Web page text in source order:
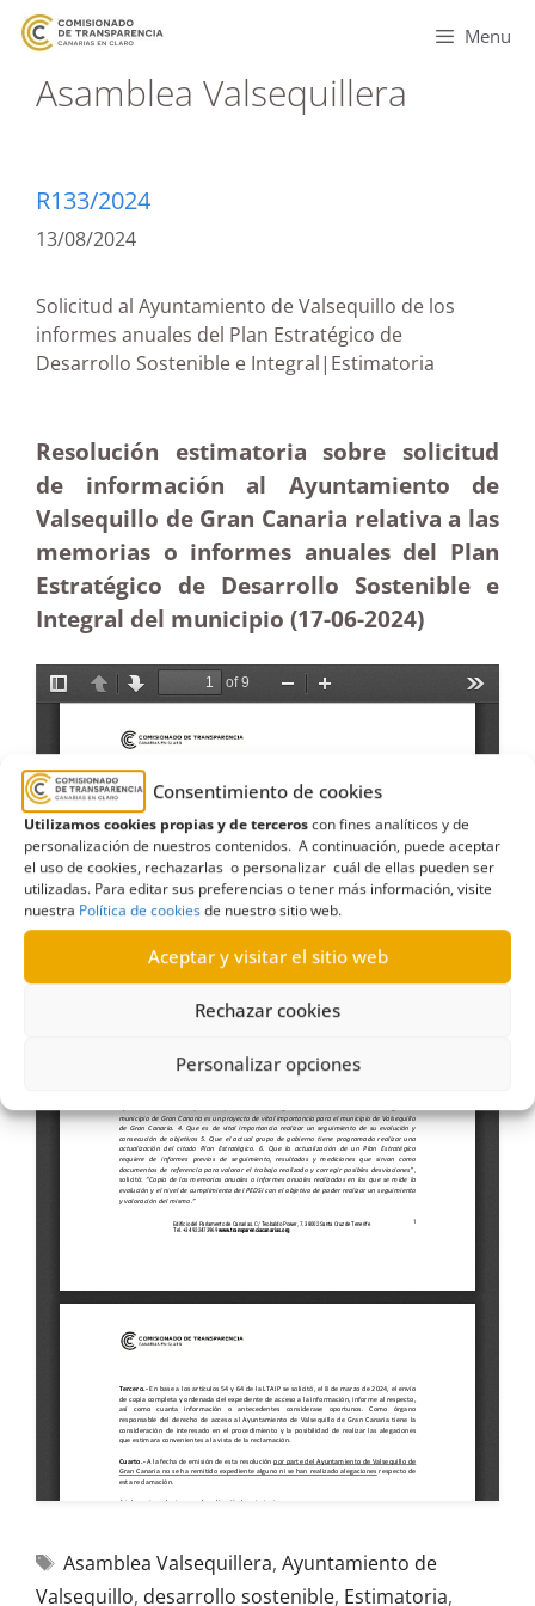
Consentimiento de cookies
Utilizamos cookies propias y de terceroscon fines analíticos y de
personalización de nuestros contenidos. A continuación, puede aceptar
el uso de cookies, rechazarlas o personalizar cuál de ellas pueden ser
utilizadas. Para editar sus preferencias o tener más información, visite
nuestra Política de cookiesde nuestro sitio web.
Aceptar y visitar el sitio web
Rechazar cookies
Personalizar opciones
Menu
Asamblea Valsequillera
R133/2024
13/08/2024
Solicitud al Ayuntamiento de Valsequillo de los
informes anuales del Plan Estratégico de
Desarrollo Sostenible e Integral|Estimatoria
Resolución estimatoria sobre solicitud
de información al Ayuntamiento de
Valsequillo de Gran Canaria relativa a las
memorias o informes anuales del Plan
Estratégico de Desarrollo Sostenible e
Integral del municipio (17-06-2024)
Asamblea Valsequillera, Ayuntamiento de
Valsequillo, desarrollo sostenible, Estimatoria,